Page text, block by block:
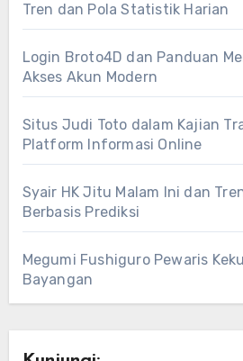
Tren dan Pola Statistik Harian
Login Broto4D dan Panduan
Akses Akun Modern
Situs Judi Toto dalam Kajian
Platform Informasi Online
Syair HK Jitu Malam Ini dan
Berbasis Prediksi
Megumi Fushiguro Pewaris
Bayangan